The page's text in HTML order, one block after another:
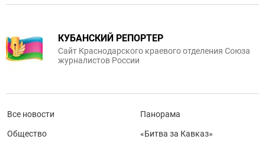
КУБАНСКИЙ РЕПОРТЕР
Сайт Краснодарского краевого отделения Союза
журналистов России
Все новости
Общество
Панорама
«Битва за Кавказ»